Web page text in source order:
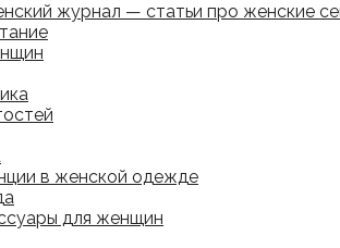
журнал — статьи про женские
в женской одежде
для женщин